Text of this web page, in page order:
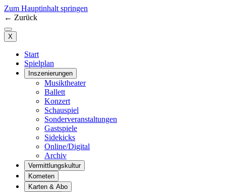
Zum Hauptinhalt springen
← Zurück
X
Start
Spielplan
Inszenierungen
Musiktheater
Ballett
Konzert
Schauspiel
Sonderveranstaltungen
Gastspiele
Sidekicks
Online/Digital
Archiv
Vermittlungskultur
Kometen
Karten & Abo